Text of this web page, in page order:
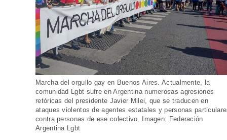
Marcha del orgullo gay en Buenos Aires. Actualmente, la
comunidad Lgbt sufre en Argentina numerosas agresiones
retóricas del presidente Javier Milei, que se traducen en
ataques violentos de agentes estatales y personas
contra personas de ese colectivo. Imagen: Federación
Argentina Lgbt